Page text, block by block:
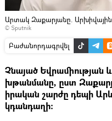
Արտակ Զաքարյանը. Արխիվային
© Sputnik
Բաժանորդագրվել
Չնայած Եվրամիության
խթանմանը, ըստ
իրական շարժը դեպի
կդանդաղի։